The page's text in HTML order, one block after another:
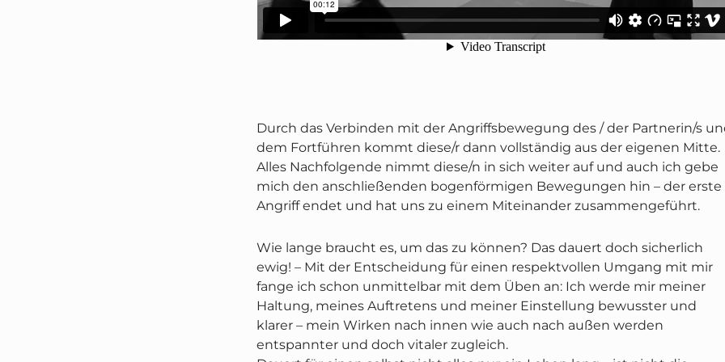
Durch das Verbinden mit der Angriffsbewegung des / der Partnerin/s
dem Fortführen kommt diese/r dann vollständig aus der eigenen Mitte.
Alles Nachfolgende nimmt diese/n in sich weiter auf und auch ich gebe
mich den anschließenden bogenförmigen Bewegungen hin – der erste
Angriff endet und hat uns zu einem Miteinander zusammengeführt.
Wie lange braucht es, um das zu können? Das dauert doch sicherlich
ewig! – Mit der Entscheidung für einen respektvollen Umgang mit mir
fange ich schon unmittelbar mit dem Üben an: Ich werde mir meiner
Haltung, meines Auftretens und meiner Einstellung bewusster und
klarer – mein Wirken nach innen wie auch nach außen werden
entspannter und doch vitaler zugleich.